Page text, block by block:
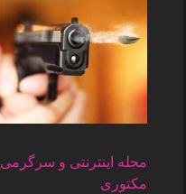
مجله اینترنتی و سرگرمی
مکتوری